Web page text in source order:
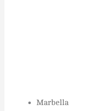
Marbella